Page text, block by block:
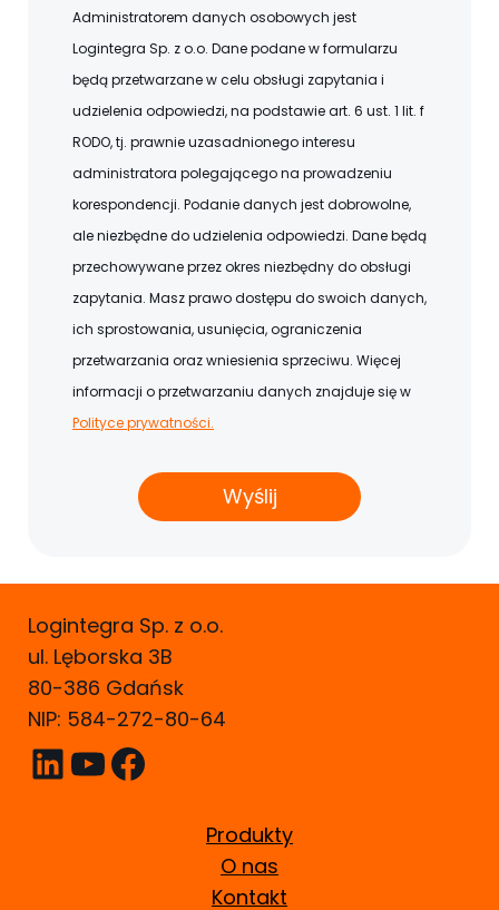
Administratorem danych osobowych jest
Logintegra Sp. z o.o. Dane podane w formularzu
będą przetwarzane w celu obsługi zapytania i
udzielenia odpowiedzi, na podstawie art. 6 ust. 1 lit. f
RODO, tj. prawnie uzasadnionego interesu
administratora polegającego na prowadzeniu
korespondencji. Podanie danych jest dobrowolne,
ale niezbędne do udzielenia odpowiedzi. Dane będą
przechowywane przez okres niezbędny do obsługi
zapytania. Masz prawo dostępu do swoich danych,
ich sprostowania, usunięcia, ograniczenia
przetwarzania oraz wniesienia sprzeciwu. Więcej
informacji o przetwarzaniu danych znajduje się w
Polityce prywatności.
Logintegra Sp. z o.o.
ul. Lęborska 3B
80-386 Gdańsk
NIP: 584-272-80-64
LinkedIn YouTube Facebook
Produkty
O nas
Kontakt